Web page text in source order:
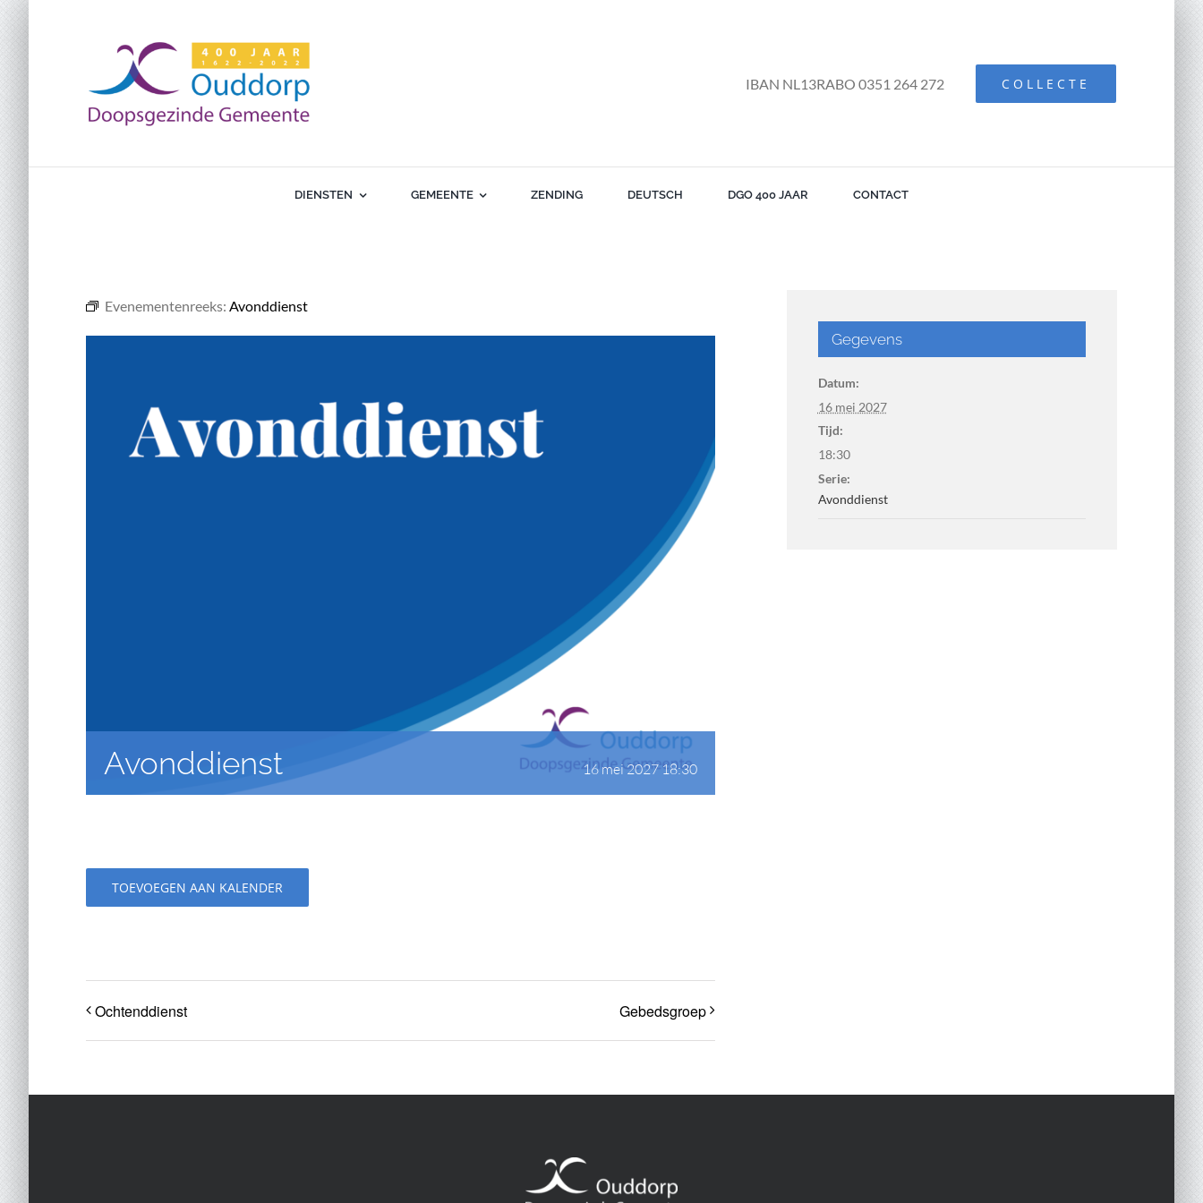
IBAN NL13RABO 0351 264 272
COLLECTE
DIENSTEN GEMEENTE ZENDING DEUTSCH DGO 400 JAAR CONTACT
Evenementenreeks: Avonddienst
Avonddienst 16 mei 2027 18:30
TOEVOEGEN AAN KALENDER
Ochtenddienst Gebedsgroep
Gegevens
Datum:
16 mei 2027
Tijd:
18:30
Serie:
Avonddienst